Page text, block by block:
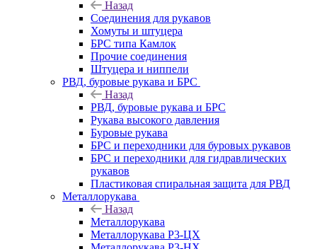
Назад
Соединения для рукавов
Хомуты и штуцера
БРС типа Камлок
Прочие соединения
Штуцера и ниппели
РВД, буровые рукава и БРС
Назад
РВД, буровые рукава и БРС
Рукава высокого давления
Буровые рукава
БРС и переходники для буровых рукавов
БРС и переходники для гидравлических
рукавов
Пластиковая спиральная защита для РВД
Металлорукава
Назад
Металлорукава
Металлорукава Р3-ЦХ